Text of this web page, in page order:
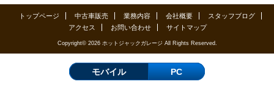
トップページ 中古車販売 業務内容 会社概要
スタッフブログ
アクセス
お問い合わせ サイトマップ
Copyright© 2026 ホットジャックガレージ All Rights Reserved.
モバイル PC